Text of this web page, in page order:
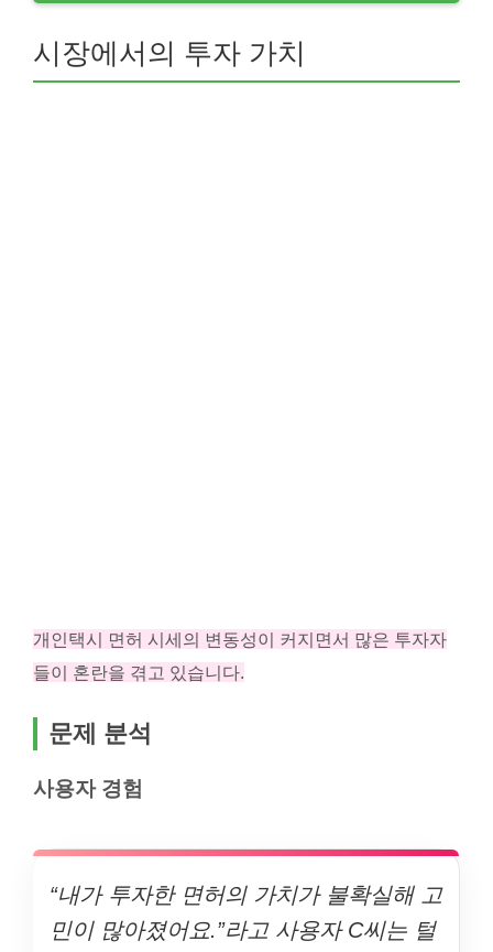
시장에서의 투자 가치
개인택시 면허 시세의 변동성이 커지면서 많은 투자자
들이 혼란을 겪고 있습니다.
문제 분석
사용자 경험
“내가 투자한 면허의 가치가 불확실해 고
민이 많아졌어요.”라고 사용자 C씨는 털